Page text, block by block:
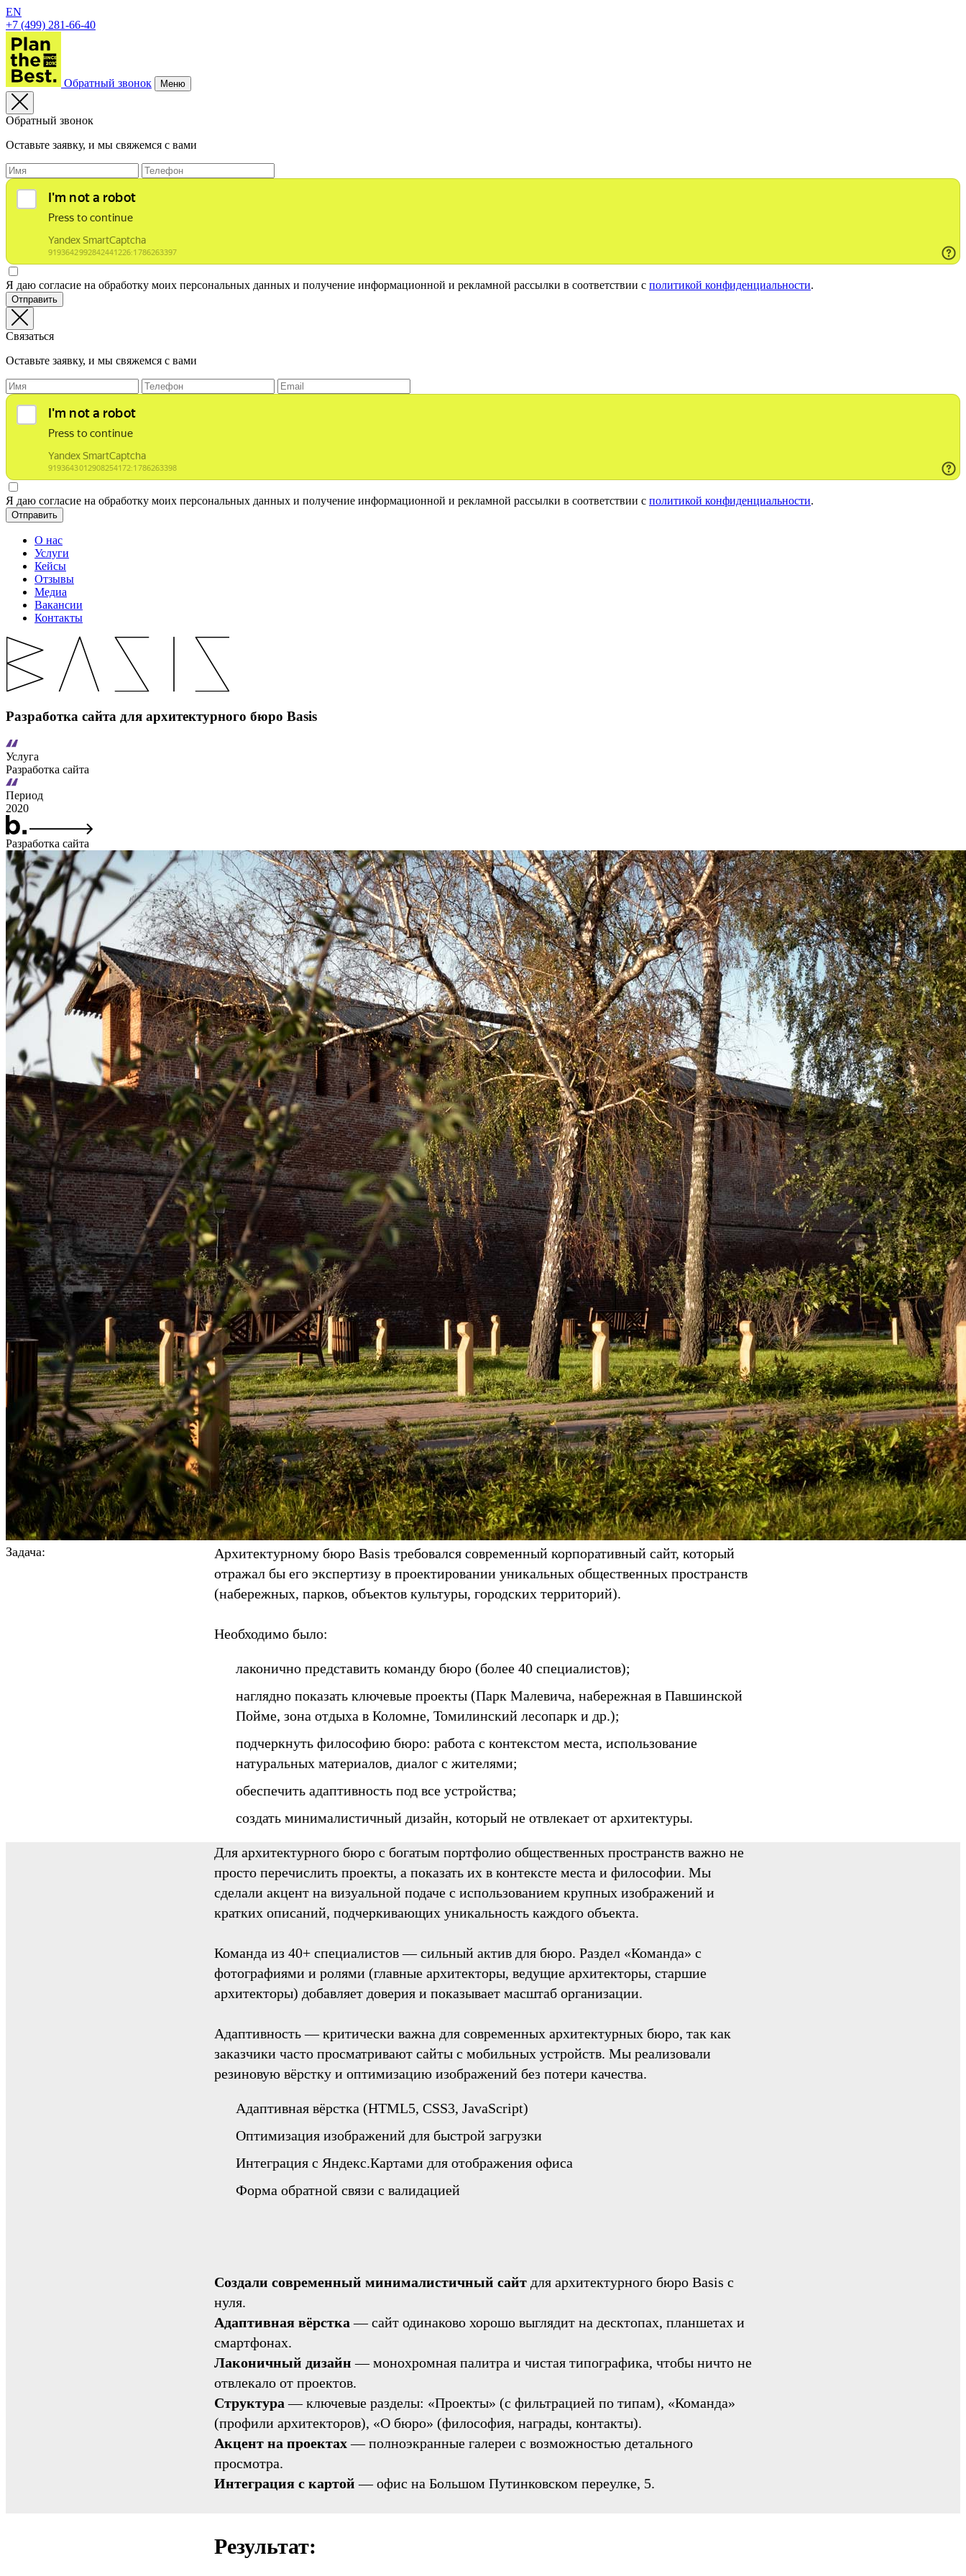
EN
+7 (499) 281-66-40
Обратный звонок Меню
Обратный звонок
Оставьте заявку, и мы свяжемся с вами
Я даю согласие на обработку моих персональных данных и получение информационной и рекламной рассылки в соответствии с политикой конфиденциальности.
Отправить
Связаться
Оставьте заявку, и мы свяжемся с вами
Я даю согласие на обработку моих персональных данных и получение информационной и рекламной рассылки в соответствии с политикой конфиденциальности.
Отправить
О нас
Услуги
Кейсы
Отзывы
Медиа
Вакансии
Контакты
Разработка сайта для архитектурного бюро Basis
Услуга
Разработка сайта
Период
2020
Разработка сайта
Задача:
Архитектурному бюро Basis требовался современный корпоративный сайт, который
отражал бы его экспертизу в проектировании уникальных общественных пространств
(набережных, парков, объектов культуры, городских территорий).
Необходимо было:
лаконично представить команду бюро (более 40 специалистов);
наглядно показать ключевые проекты (Парк Малевича, набережная в Павшинской
Пойме, зона отдыха в Коломне, Томилинский лесопарк и др.);
подчеркнуть философию бюро: работа с контекстом места, использование
натуральных материалов, диалог с жителями;
обеспечить адаптивность под все устройства;
создать минималистичный дизайн, который не отвлекает от архитектуры.
Для архитектурного бюро с богатым портфолио общественных пространств важно не
просто перечислить проекты, а показать их в контексте места и философии. Мы
сделали акцент на визуальной подаче с использованием крупных изображений и
кратких описаний, подчеркивающих уникальность каждого объекта.
Команда из 40+ специалистов — сильный актив для бюро. Раздел «Команда» с
фотографиями и ролями (главные архитекторы, ведущие архитекторы, старшие
архитекторы) добавляет доверия и показывает масштаб организации.
Адаптивность — критически важна для современных архитектурных бюро, так как
заказчики часто просматривают сайты с мобильных устройств. Мы реализовали
резиновую вёрстку и оптимизацию изображений без потери качества.
Адаптивная вёрстка (HTML5, CSS3, JavaScript)
Оптимизация изображений для быстрой загрузки
Интеграция с Яндекс.Картами для отображения офиса
Форма обратной связи с валидацией
Создали современный минималистичный сайт для архитектурного бюро Basis с
нуля.
Адаптивная вёрстка— сайт одинаково хорошо выглядит на десктопах, планшетах и
смартфонах.
Лаконичный дизайн — монохромная палитра и чистая типографика, чтобы ничто не
отвлекало от проектов.
Структура— ключевые разделы: «Проекты» (с фильтрацией по типам), «Команда»
(профили архитекторов), «О бюро» (философия, награды, контакты).
Акцент на проектах— полноэкранные галереи с возможностью детального
просмотра.
Интеграция с картой — офис на Большом Путинковском переулке, 5.
Результат: